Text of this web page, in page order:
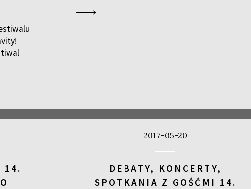
14.
2017-05-20
DEBATY, KONCERTY,
SPOTKANIA Z GOŚĆMI 14.